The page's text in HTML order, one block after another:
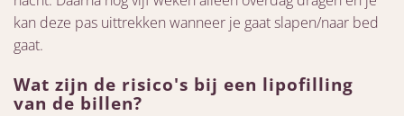
kan deze pas uittrekken wanneer je gaat slapen/naar bed
gaat.
Wat zijn de risico's bij een lipofilling
van de billen?